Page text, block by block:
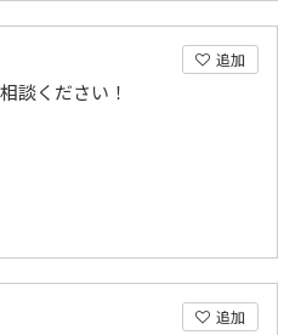
追加
談ください！
追加